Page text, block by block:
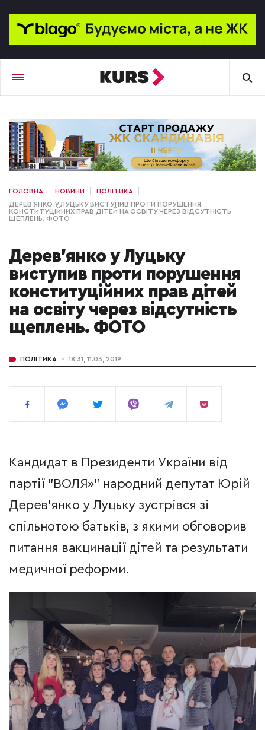
ГОЛОВНА НОВИНИ
ПОЛІТИКА
ДЕРЕВ’ЯНКО У ЛУЦЬКУ ВИСТУПИВ ПРОТИ ПОРУШЕННЯ
КОНСТИТУЦІЙНИХ ПРАВ ДІТЕЙ НА ОСВІТУ ЧЕРЕЗ ВІДСУТНІСТЬ
ЩЕПЛЕНЬ. ФОТО
Дерев’янко у Луцьку
виступив проти порушення
конституційних прав дітей
на освіту через відсутність
щеплень. ФОТО
ПОЛІТИКА 18:31, 11.03, 2019
Кандидат в Президенти України від
партії "ВОЛЯ»" народний депутат Юрій
Дерев’янко у Луцьку зустрівся зі
спільнотою батьків, з якими обговорив
питання вакцинації дітей та результати
медичної реформи.